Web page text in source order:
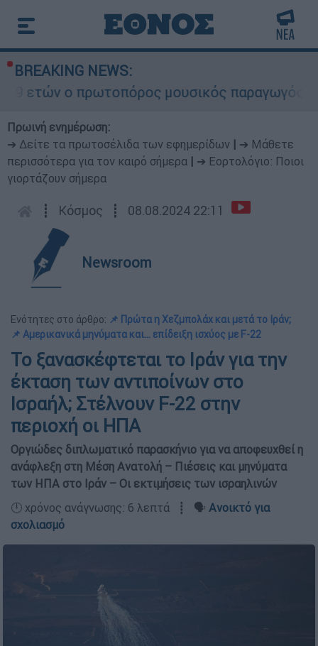
BREAKING NEWS:
πρωτοπόρος μουσικός παραγωγός,
Πρωινή ενημέρωση:
➔ Δείτε τα πρωτοσέλιδα των εφημερίδων
➔ Μάθετε
περισσότερα για τον καιρό σήμερα
➔ Εορτολόγιο: Ποιοι
γιορτάζουν σήμερα
┋ Κόσμος ┋ 08.08.2024 22:11
Newsroom
Ενότητες στο άρθρο: 📌 Πρώτα η Χεζμπολάχ και μετά το Ιράν;
📌 Αμερικανικά μηνύματα και… επίδειξη ισχύος με F-22
Το ξανασκέφτεται το Ιράν για την
έκταση των αντιποίνων στο
Ισραήλ; Στέλνουν F-22 στην
περιοχή οι ΗΠΑ
Οργιώδες διπλωματικό παρασκήνιο για να αποφευχθεί η
ανάφλεξη στη Μέση Ανατολή – Πιέσεις και μηνύματα
των ΗΠΑ στο Ιράν – Οι εκτιμήσεις των ισραηλινών
🕛 χρόνος ανάγνωσης: 6 λεπτά ┋ 🗣️ Ανοικτό για
σχολιασμό